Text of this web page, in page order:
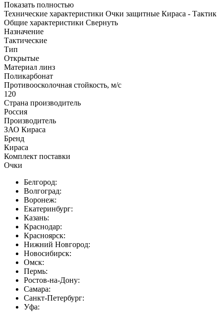
Показать полностью
Технические характеристики Очки защитные Кираса - Тактик
Общие характеристики Свернуть
Назначение
Тактические
Тип
Открытые
Материал линз
Поликарбонат
Противоосколочная стойкость, м/с
120
Страна производитель
Россия
Производитель
ЗАО Кираса
Бренд
Кираса
Комплект поставки
Очки
Белгород:
Волгоград:
Воронеж:
Екатеринбург:
Казань:
Краснодар:
Красноярск:
Нижний Новгород:
Новосибирск:
Омск:
Пермь:
Ростов-на-Дону:
Самара:
Санкт-Петербург:
Уфа: